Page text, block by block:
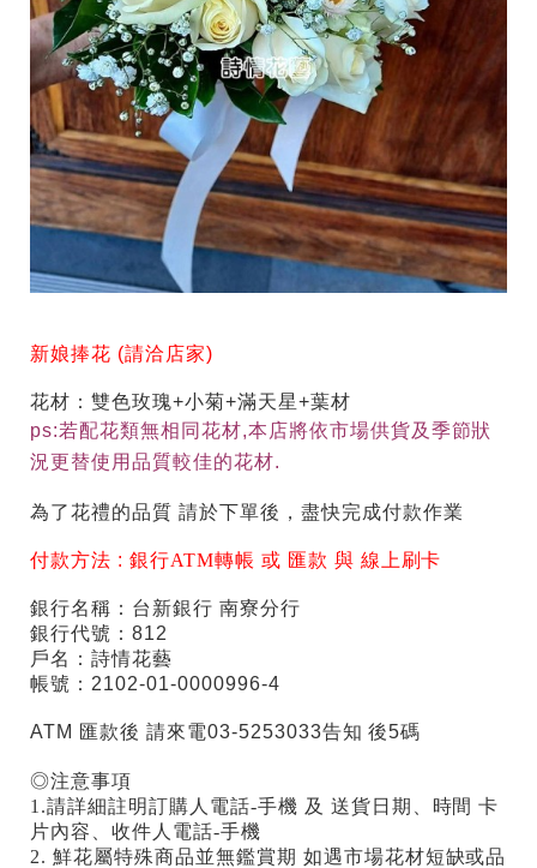
新娘捧花 (請洽店家)
花材：雙色玫瑰+小菊+滿天星+葉材
ps:若配花類無相同花材,本店將依市場供貨及季節狀
況更替使用品質較佳的花材.
為了花禮的品質 請於下單後，盡快完成付款作業
付款方法 :銀行ATM轉帳 或 匯款 與 線上刷卡
銀行名稱：台新銀行 南寮分行
銀行代號：812
戶名：詩情花藝
帳號：2102-01-0000996-4
ATM 匯款後 請來電03-5253033告知 後5碼
◎注意事項
1.請詳細註明訂購人電話-手機 及 送貨日期、時間 卡
片內容、收件人電話-手機
2. 鮮花屬特殊商品並無鑑賞期 如遇市場花材短缺或品